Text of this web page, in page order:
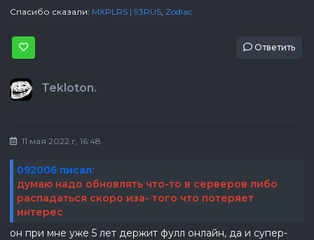
Спасибо сказали: MXPLRS | 93RUS, Zodiac
Ответить
Tekloton.
11 мая 2022 г, 16:48
092006 писал:
думаю надо обновлять что-то в серверов либо
распадаться скоро иза- того что потеряет
интерес
он при мне уже 5 лет держит фулл онлайн, да и супер-